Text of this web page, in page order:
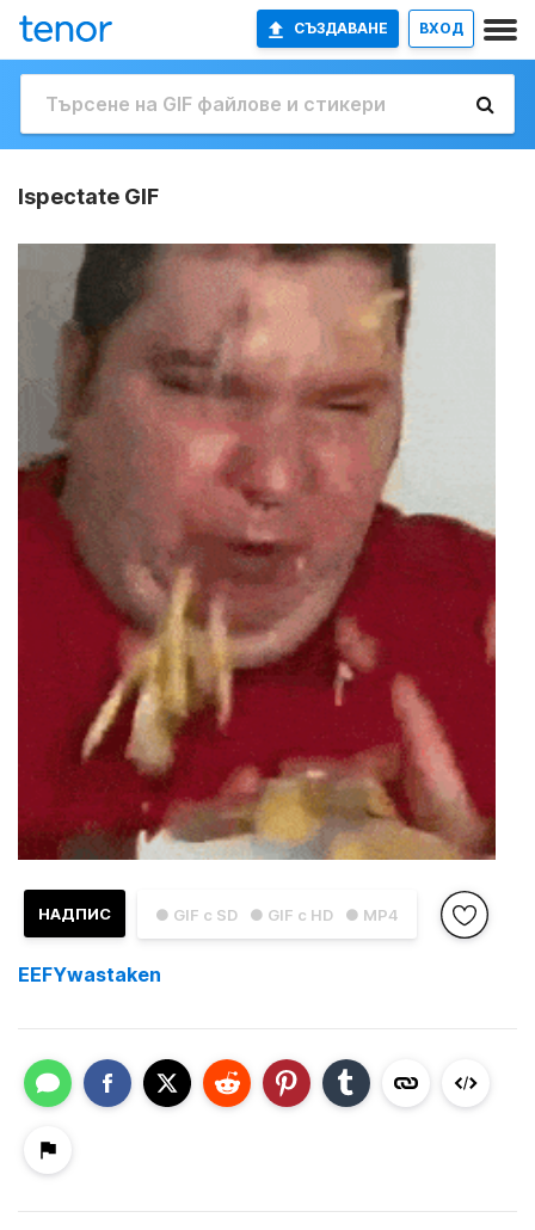
СЪЗДАВАНЕ ВХОД
Ispectate GIF
● GIF с SD ● GIF с HD ● MP4
НАДПИС
EEFYwastaken